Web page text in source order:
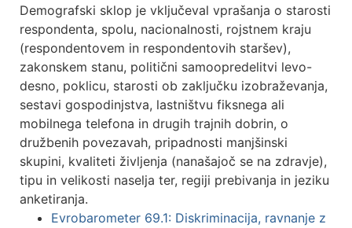
Demografski sklop je vključeval vprašanja o starosti
respondenta, spolu, nacionalnosti, rojstnem kraju
(respondentovem in respondentovih staršev),
zakonskem stanu, politični samoopredelitvi levo-
desno, poklicu, starosti ob zaključku izobraževanja,
sestavi gospodinjstva, lastništvu fiksnega ali
mobilnega telefona in drugih trajnih dobrin, o
družbenih povezavah, pripadnosti manjšinski
skupini, kvaliteti življenja (nanašajoč se na zdravje),
tipu in velikosti naselja ter, regiji prebivanja in jeziku
anketiranja.
Evrobarometer 69.1: Diskriminacija, ravnanje z